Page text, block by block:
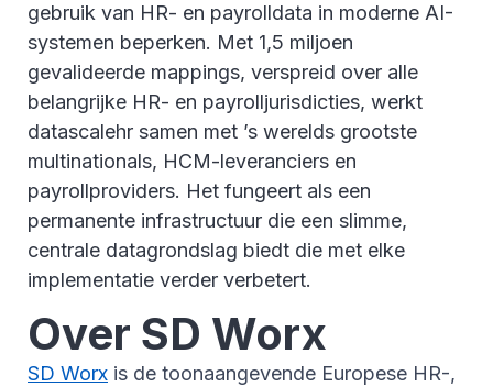
gebruik van HR- en payrolldata in moderne AI-
systemen beperken. Met 1,5 miljoen
gevalideerde mappings, verspreid over alle
belangrijke HR- en payrolljurisdicties, werkt
datascalehr samen met ’s werelds grootste
multinationals, HCM-leveranciers en
payrollproviders. Het fungeert als een
permanente infrastructuur die een slimme,
centrale datagrondslag biedt die met elke
implementatie verder verbetert.
Over SD Worx
SD Worx is de toonaangevende Europese HR-,